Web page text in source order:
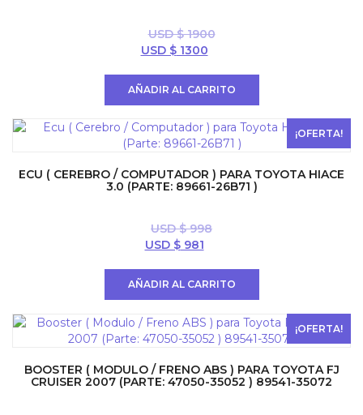
USD $1900
El
original
era:
$ 1900.
USD $1300El
es:
$ 1300.
AÑADIR AL CARRITO
¡OFERTA!
ECU ( CEREBRO / COMPUTADOR ) PARA TOYOTA HIACE
3.0 (PARTE: 89661-26B71 )
USD $998
El
era:
$ 998.
USD $981El
es:
$ 981.
AÑADIR AL CARRITO
¡OFERTA!
BOOSTER ( MODULO / FRENO ABS ) PARA TOYOTA FJ
CRUISER 2007 (PARTE: 47050-35052 ) 89541-35072